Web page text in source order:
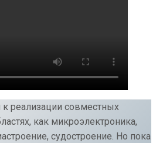
реализации совместных
как микроэлектроника,
судостроение. Но пока